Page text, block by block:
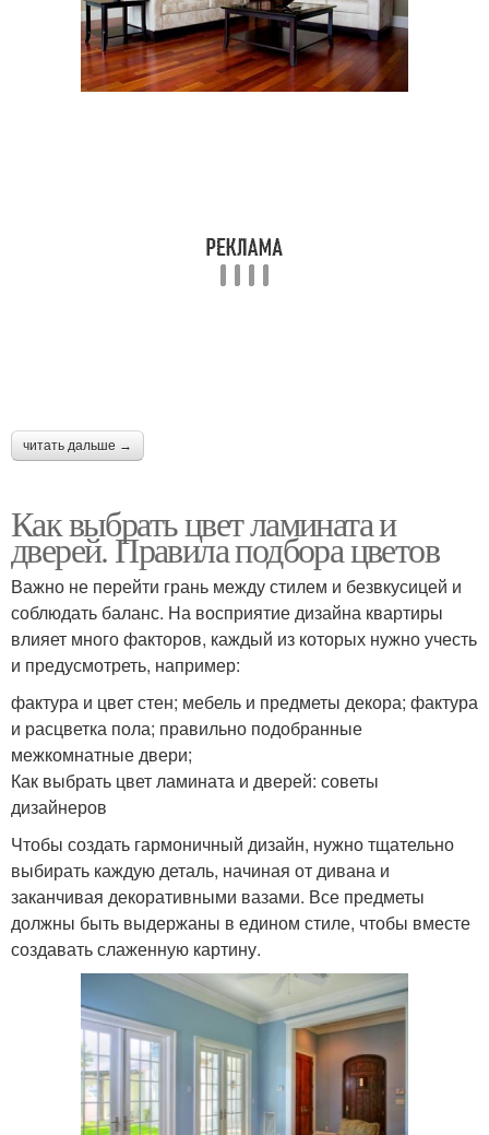
читать дальше →
Как выбрать цвет ламината и
дверей. Правила подбора цветов
Важно не перейти грань между стилем и безвкусицей и
соблюдать баланс. На восприятие дизайна квартиры
влияет много факторов, каждый из которых нужно учесть
и предусмотреть, например:
фактура и цвет стен; мебель и предметы декора; фактура
и расцветка пола; правильно подобранные
межкомнатные двери;
Как выбрать цвет ламината и дверей: советы
дизайнеров
Чтобы создать гармоничный дизайн, нужно тщательно
выбирать каждую деталь, начиная от дивана и
заканчивая декоративными вазами. Все предметы
должны быть выдержаны в едином стиле, чтобы вместе
создавать слаженную картину.